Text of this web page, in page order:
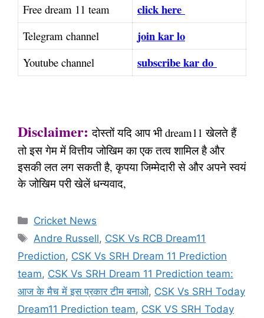
Free dream 11 team click here
Telegram channel join kar lo
Youtube channel subscribe kar do
Disclaimer: दोस्तों यदि आप भी dream11 खेलते हैं
तो इस गेम में वित्तीय जोखिम का एक तत्व शामिल है और
इसकी लत लग सकती है, कृपया जिम्मेदारी से और अपने स्वयं
के जोखिम परी खेलें धन्यवाद,
Categories
Cricket News
Tags
Andre Russell, CSK Vs RCB Dream11
Prediction, CSK Vs SRH Dream 11 Prediction
team, CSK Vs SRH Dream 11 Prediction team:
आज के मैच में इस प्रकार टीम बनाओ, CSK Vs SRH Today
Dream11 Prediction team, CSK VS SRH Today